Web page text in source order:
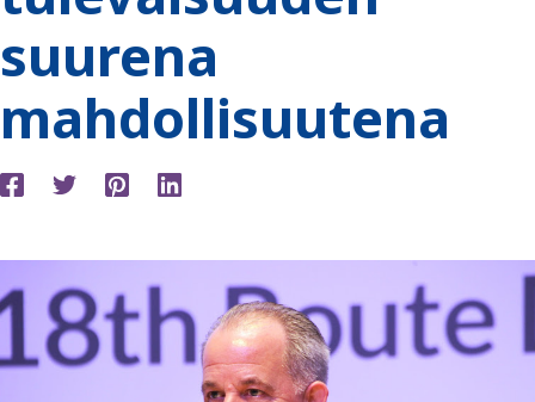
suurena
mahdollisuutena